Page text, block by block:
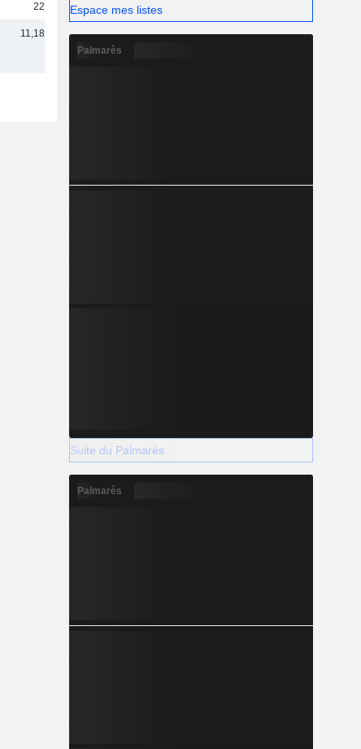
224 M
11,18 Md
Espace mes listes
Palmarès
Suite du Palmarès
Palmarès